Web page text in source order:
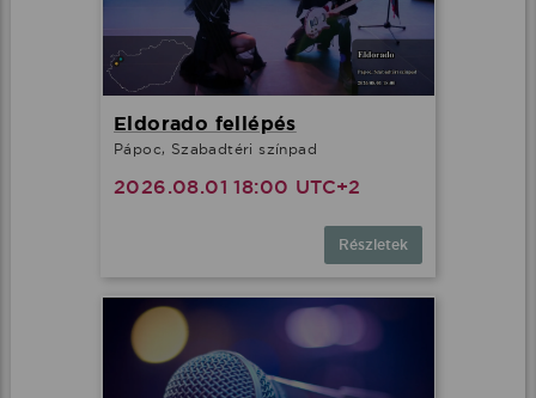
Eldorado fellépés
Pápoc, Szabadtéri színpad
2026.08.01 18:00 UTC+2
Részletek